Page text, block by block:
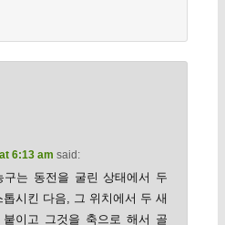
6:13 am said:
는 동전을 굴린 상태에서 두
시킨 다음, 그 위치에서 두 새
붙이고 그것을 축으로 해서 골